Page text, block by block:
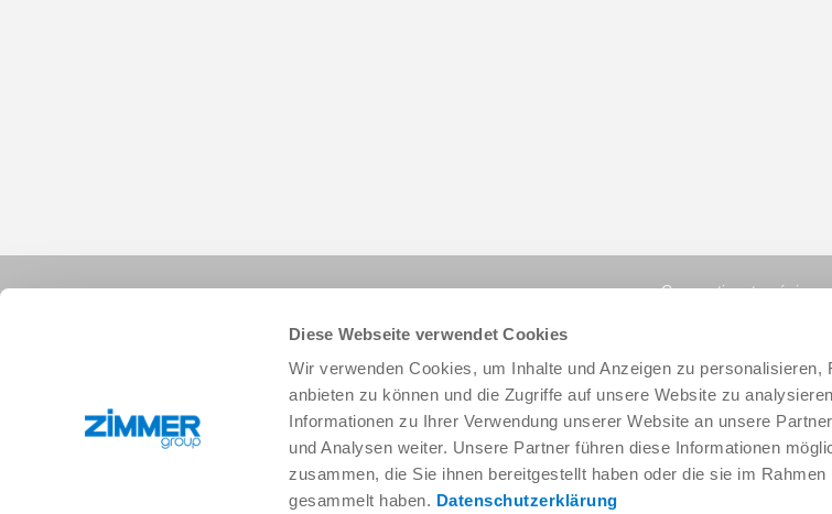
Diese Webseite verwendet Cookies
Wir verwenden Cookies, um Inhalte und Anzeigen zu personalisieren,
anbieten zu können und die Zugriffe auf unsere Website zu
Informationen zu Ihrer Verwendung unserer Website an unsere
und Analysen weiter. Unsere Partner führen diese Informationen
zusammen, die Sie ihnen bereitgestellt haben oder die sie im
gesammelt haben. Datenschutzerklärung
Compartir esta página:
+34 91 882-2623 info.es@zimmer-group.com